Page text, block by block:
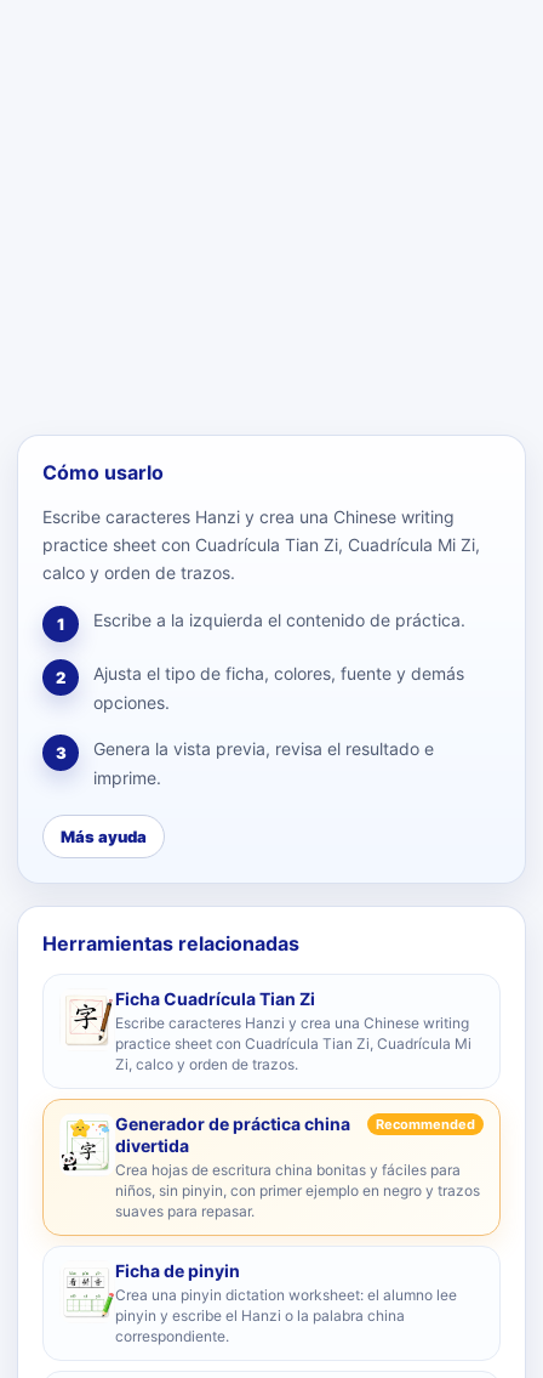
Cómo usarlo
Escribe caracteres Hanzi y crea una Chinese writing
practice sheet con Cuadrícula Tian Zi, Cuadrícula Mi Zi,
calco y orden de trazos.
1 Escribe a la izquierda el contenido de práctica.
2
Ajusta el tipo de ficha, colores, fuente y demás
opciones.
3
Genera la vista previa, revisa el resultado e
imprime.
Más ayuda
Herramientas relacionadas
Ficha Cuadrícula Tian Zi
Escribe caracteres Hanzi y crea una Chinese writing
practice sheet con Cuadrícula Tian Zi, Cuadrícula Mi
Zi, calco y orden de trazos.
Generador de práctica china
divertida
Recommended
Crea hojas de escritura china bonitas y fáciles para
niños, sin pinyin, con primer ejemplo en negro y trazos
suaves para repasar.
Ficha de pinyin
Crea una pinyin dictation worksheet: el alumno lee
pinyin y escribe el Hanzi o la palabra china
correspondiente.